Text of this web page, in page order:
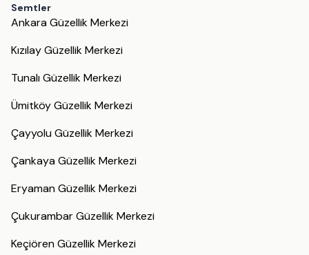
Semtler
Ankara Güzellik Merkezi
Kızılay Güzellik Merkezi
Tunalı Güzellik Merkezi
Ümitköy Güzellik Merkezi
Çayyolu Güzellik Merkezi
Çankaya Güzellik Merkezi
Eryaman Güzellik Merkezi
Çukurambar Güzellik Merkezi
Keçiören Güzellik Merkezi